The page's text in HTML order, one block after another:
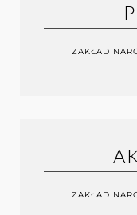
ZAKŁAD
ZAKŁAD